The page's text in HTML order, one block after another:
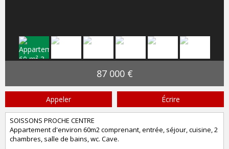
87 000 €
Appeler Écrire
SOISSONS PROCHE CENTRE
Appartement d'environ 60m2 comprenant, entrée, séjour, cuisine, 2
chambres, salle de bains, wc. Cave.